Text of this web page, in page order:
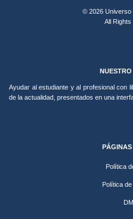
© 2026 Universo
All
Ayudar al estudiante y al profesional con
de la actualidad, presentados en una
Política
Política